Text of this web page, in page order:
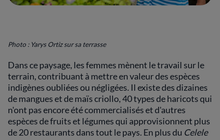
Photo : Yarys Ortiz sur sa terrasse
Dans ce paysage, les femmes mènent le travail sur le
terrain, contribuant à mettre en valeur des espèces
indigènes oubliées ou négligées. Il existe des dizaines
de mangues et de maïs criollo, 40 types de haricots qui
n'ont pas encore été commercialisés et d'autres
espèces de fruits et légumes qui approvisionnent plus
de 20 restaurants dans tout le pays. En plus du Celele